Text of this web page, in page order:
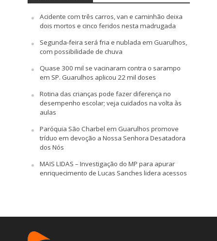
Acidente com três carros, van e caminhão deixa
dois mortos e cinco feridos nesta madrugada
Segunda-feira será fria e nublada em Guarulhos,
com possibilidade de chuva
Quase 300 mil se vacinaram contra o sarampo
em SP. Guarulhos aplicou 22 mil doses
Rotina das crianças pode fazer diferença no
desempenho escolar; veja cuidados na volta às
aulas
Paróquia São Charbel em Guarulhos promove
tríduo em devoção a Nossa Senhora Desatadora
dos Nós
MAIS LIDAS – Investigação do MP para apurar
enriquecimento de Lucas Sanches lidera acessos